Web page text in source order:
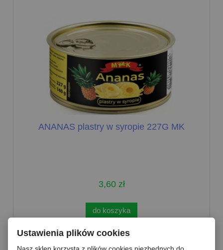
ANANAS plastry w syropie 227G MK
3,60 zł
do koszyka
Ustawienia plików cookies
Nasz sklep korzysta z plików cookies niezbędnych do